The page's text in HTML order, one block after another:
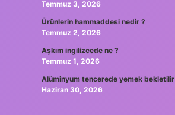
Temmuz 3, 2026
Ürünlerin hammaddesi nedir ?
Temmuz 2, 2026
Aşkım ingilizcede ne ?
Temmuz 1, 2026
Alüminyum tencerede yemek bekletilir
Haziran 30, 2026